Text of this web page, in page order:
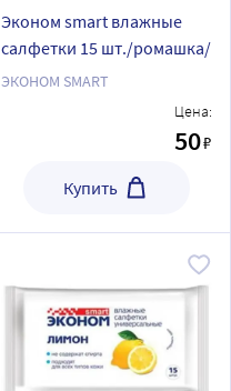
Эконом smart влажные
салфетки 15 шт./ромашка/
ЭКОНОМ SMART
Цена:
50₽
Купить